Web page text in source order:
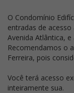
O Condomínio
entradas de
Avenida Atlântica,
Recomendamos o
Ferreira, pois
Você terá acesso
inteiramente sua.